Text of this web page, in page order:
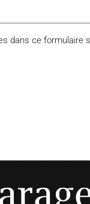
dans ce formulaire